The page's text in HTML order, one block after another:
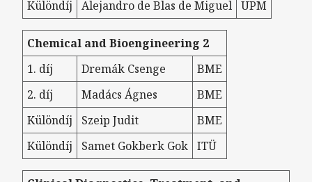
Különdíj
Alejandro de Blas de Miguel UPM
Chemical and Bioengineering 2
1. díj
Dremák Csenge
BME
2. díj
Madács Ágnes
BME
Különdíj
Szeip Judit
BME
Különdíj
Samet Gokberk Gok ITÜ